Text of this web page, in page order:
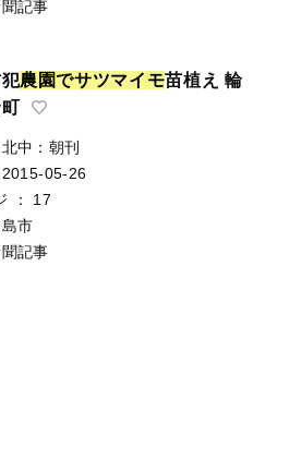
記事
農 園でサツマイ モ苗植え 輪
北中：朝刊
2015-05-26
：
17
市
記事